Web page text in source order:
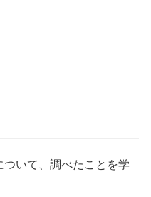
いて、調べたことを学